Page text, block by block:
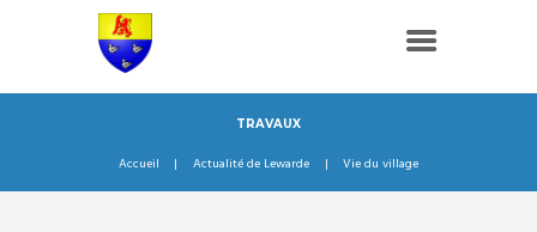
TRAVAUX
Accueil Actualité de Lewarde Vie du village